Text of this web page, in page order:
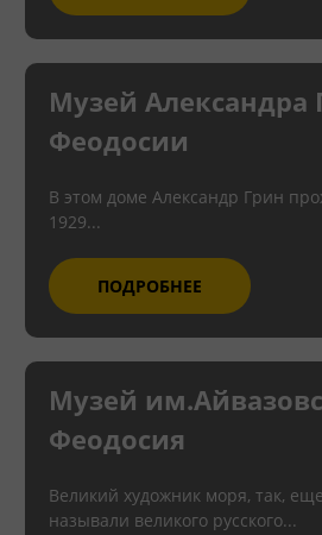
Музей Александра
Феодосии
В этом доме Александр Грин
1929...
ПОДРОБНЕЕ
Музей
Феодосия
Великий художник моря, так,
называли великого русского...